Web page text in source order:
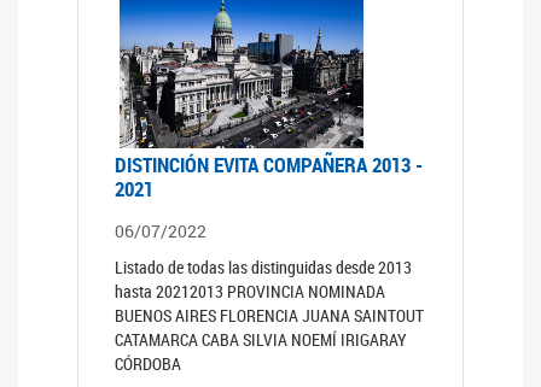
DISTINCIÓN EVITA COMPAÑERA 2013 -
2021
06/07/2022
Listado de todas las distinguidas desde 2013
hasta 20212013 PROVINCIA NOMINADA
BUENOS AIRES FLORENCIA JUANA SAINTOUT
CATAMARCA CABA SILVIA NOEMÍ IRIGARAY
CÓRDOBA